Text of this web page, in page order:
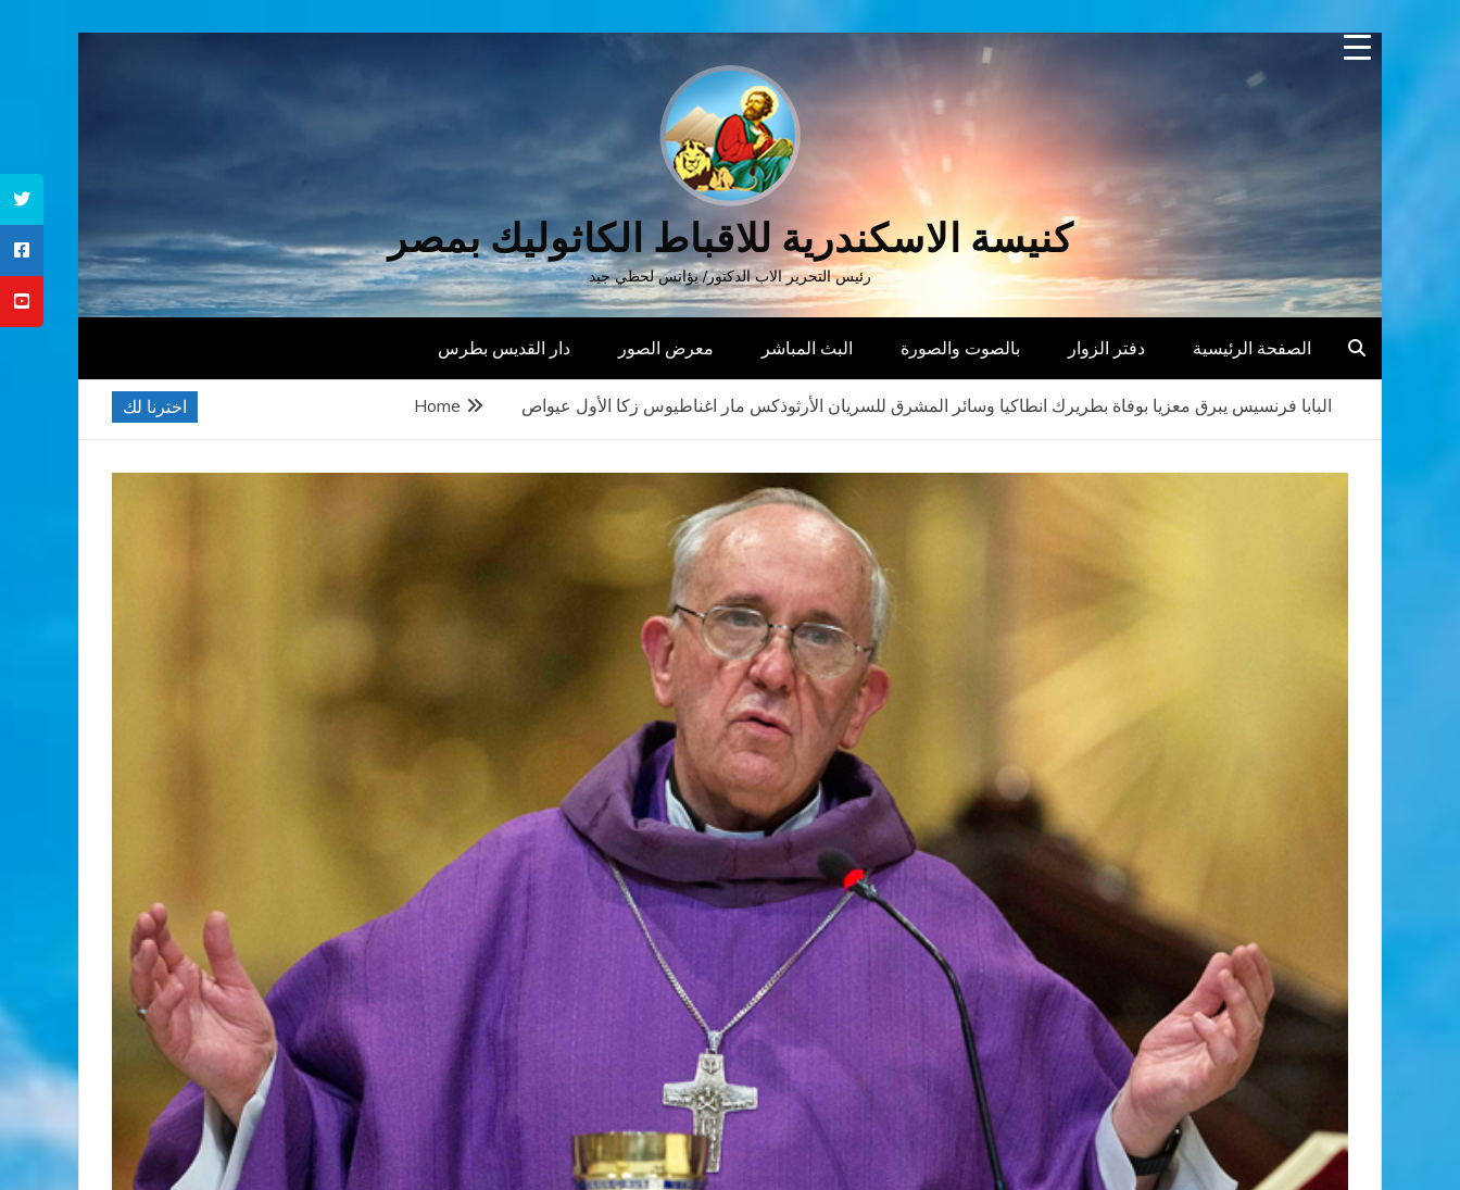
Skip
كنيسة الاسكندرية للاقباط الكاثوليك بمصر
رئيس التحرير الاب الدكتور/ يؤانس لحظي جيد
الصفحة الرئيسية دفتر الزوار بالصوت والصورة البث المباشر معرض الصور دار القديس بطرس
اخترنا لك Home البابا فرنسيس يبرق معزيا بوفاة بطريرك انطاكيا وسائر المشرق للسريان الأرثوذكس مار اغناطيوس زكا الأول عيواص